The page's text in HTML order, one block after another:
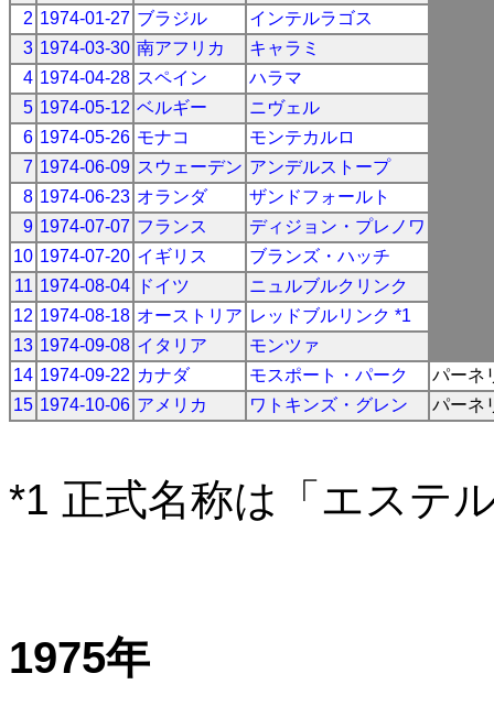
2 1974-01-27 ブラジル
インテルラゴス
3 1974-03-30 南アフリカ
キャラミ
4 1974-04-28 スペイン
ハラマ
5 1974-05-12 ベルギー
ニヴェル
6 1974-05-26 モナコ
モンテカルロ
7 1974-06-09 スウェーデン アンデルストープ
8 1974-06-23 オランダ
ザンドフォールト
9 1974-07-07 フランス
ディジョン・プレノワ
10 1974-07-20 イギリス
ブランズ・ハッチ
11 1974-08-04 ドイツ
ニュルブルクリンク
12 1974-08-18 オーストリア レッドブルリンク *1
13 1974-09-08 イタリア
モンツァ
14 1974-09-22 カナダ モスポート・パーク
パーネ
15 1974-10-06 アメリカ ワトキンズ・グレン パーネ
*1 正式名称は「エステ
1975年